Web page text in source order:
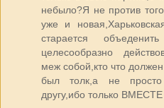
небыло?Я не против
уже и
старается
целесообразно
меж собой,кто что
был толк,а не
другу,ибо только